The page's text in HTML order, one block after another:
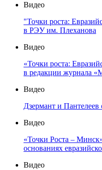
Видео
"Точки роста:
в РЭУ им. Плеханова
Видео
«Точки роста:
в редакции журнала
Видео
Дзермант и Пантелеев
Видео
«Точки Роста –
основаниях
Видео